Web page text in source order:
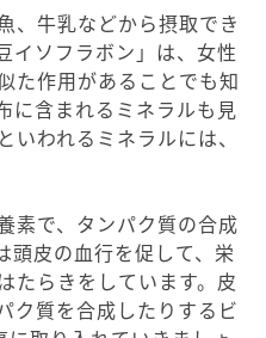
、牛乳などから摂取でき
イソフラボン」は、女性
た作用があることでも知
に含まれるミネラルも見
われるミネラルには、
素で、タンパク質の合成
頭皮の血行を促して、栄
たらきをしています。皮
ク質を合成したりするビ